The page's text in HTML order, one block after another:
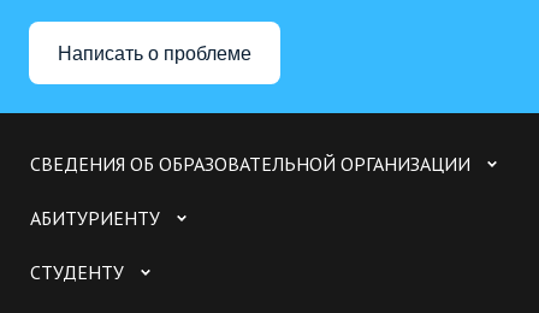
Написать о проблеме
СВЕДЕНИЯ ОБ ОБРАЗОВАТЕЛЬНОЙ ОРГАНИЗАЦИИ
АБИТУРИЕНТУ
СТУДЕНТУ